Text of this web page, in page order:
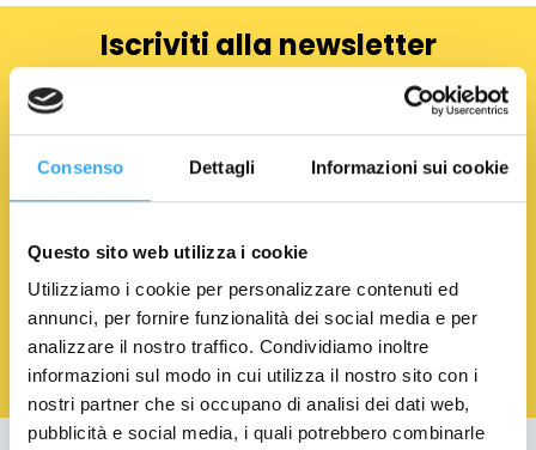
Consenso Dettagli Informazioni sui cookie
Questo sito web utilizza i cookie
Utilizziamo i cookie per personalizzare contenuti ed
annunci, per fornire funzionalità dei social media e per
analizzare il nostro traffico. Condividiamo inoltre
informazioni sul modo in cui utilizza il nostro sito con i
nostri partner che si occupano di analisi dei dati web,
pubblicità e social media, i quali potrebbero combinarle
Iscriviti alla newsletter
NOME
Acconsento al trattamento dei Dati Personali.Privacy
Policy